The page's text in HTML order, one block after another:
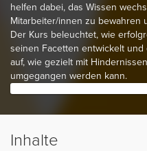
helfen dabei, das Wissen
Mitarbeiter/innen zu bewahren
Der Kurs beleuchtet, wie
seinen Facetten entwickelt
auf, wie gezielt mit
umgegangen werden kann.
Inhalte